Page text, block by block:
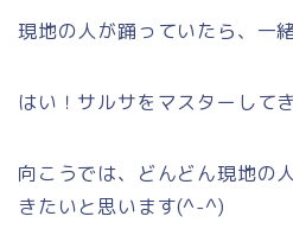
現地の人が踊っていたら、一
はい！サルサをマスターしてき
向こうでは、どんどん現地の
きたいと思います(^-^)